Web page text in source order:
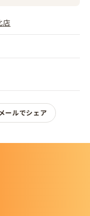
店
メールでシェア